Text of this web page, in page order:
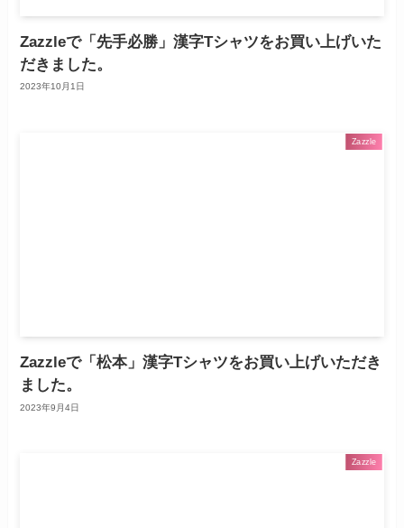
Zazzleで「先手必勝」漢字Tシャツをお買い上げいた
だきました。
2023年10月1日
Zazzle
Zazzleで「松本」漢字Tシャツをお買い上げいただき
ました。
2023年9月4日
Zazzle